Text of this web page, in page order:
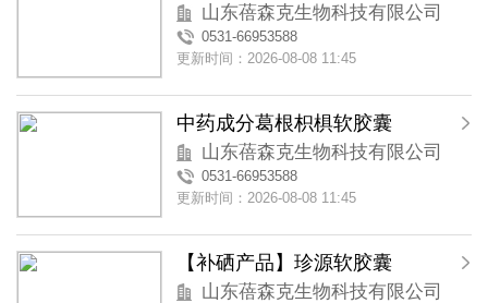
山东蓓森克生物科技有限公司
0531-66953588
更新时间：2026-08-08 11:45
中药成分葛根枳椇软胶囊
山东蓓森克生物科技有限公司
0531-66953588
更新时间：2026-08-08 11:45
【补硒产品】珍源软胶囊
山东蓓森克生物科技有限公司